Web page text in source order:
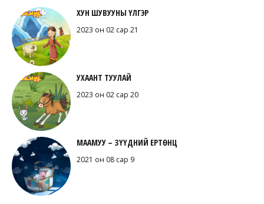
ХУН ШУВУУНЫ ҮЛГЭР
2023 он 02 сар 21
УХААНТ ТУУЛАЙ
2023 он 02 сар 20
МААМУУ – ЗҮҮДНИЙ ЕРТӨНЦ
2021 он 08 сар 9